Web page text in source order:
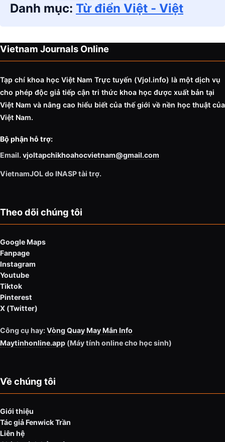
Danh mục: Từ điển Việt - Việt
Vietnam Journals Online
Tạp chí khoa học Việt Nam Trực tuyến (Vjol.info) là một dịch vụ
cho phép độc giả tiếp cận tri thức khoa học được xuất bản tại
Việt Nam và nâng cao hiểu biết của thế giới về nền học thuật của
Việt Nam.
Bộ phận hỗ trợ:
Email. vjoltapchikhoahocvietnam@gmail.com
VietnamJOL do INASP tài trợ.
Theo dõi chúng tôi
Google Maps
Fanpage
Instagram
Youtube
Tiktok
Pinterest
X (Twitter)
Công cụ hay:Vòng Quay May Mắn Info
Maytinhonline.app (Máy tính online cho học sinh)
Về chúng tôi
Giới thiệu
Tác giả Fenwick Trần
Liên hệ